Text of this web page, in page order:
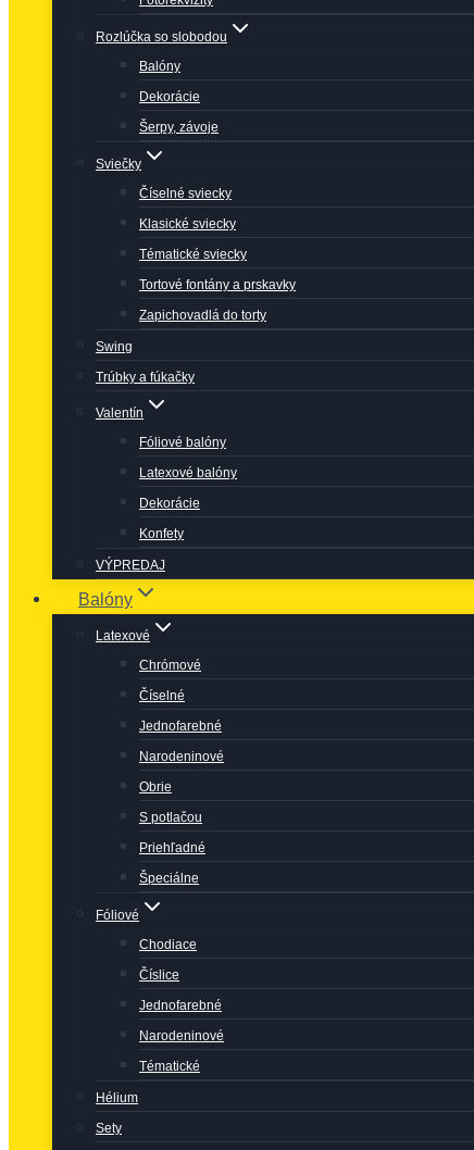
Rozlúčka so slobodou
Balóny
Dekorácie
Šerpy, závoje
Sviečky
Číselné sviecky
Klasické sviecky
Tématické sviecky
Tortové fontány a prskavky
Zapichovadlá do torty
Swing
Trúbky a fúkačky
Valentín
Fóliové balóny
Latexové balóny
Dekorácie
Konfety
VÝPREDAJ
Balóny
Latexové
Chrómové
Číselné
Jednofarebné
Narodeninové
Obrie
S potlačou
Priehľadné
Špeciálne
Fóliové
Chodiace
Číslice
Jednofarebné
Narodeninové
Tématické
Hélium
Sety